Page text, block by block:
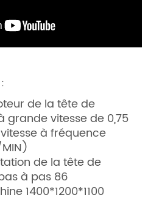
de la tête de
grande vitesse de 0,75
à fréquence
de la tête de
à pas 86
1400*1200*1100